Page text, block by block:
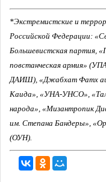
*Экстремистские и
Российской Федерации:
Большевистская партия,
повстанческая армия»
ДАИШ), «Джабхат Фатх
Каида», «УНА-УНСО»,
народа», «Мизантропик
им. Степана Бандеры»,
(ОУН).